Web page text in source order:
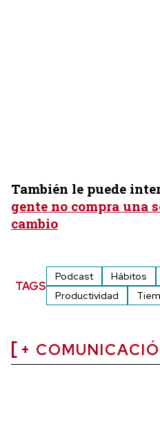
También le puede
gente no compra una
cambio
TAGS
Podcast Hábitos
Productividad
+